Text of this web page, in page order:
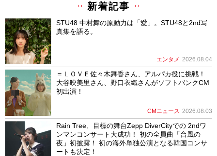
新着記事
STU48 中村舞の原動力は「愛」。STU48と2nd写
真集を語る。
エンタメ 2026.08.04
＝ＬＯＶＥ佐々木舞香さん、アルパカ役に挑戦！
大谷映美里さん、野口衣織さんがソフトバンクCM
初出演！
CMニュース 2026.08.03
Rain Tree、目標の舞台Zepp DiverCityでの 2ndワ
ンマンコンサート大成功！ 初の全員曲「台風の
夜」初披露！ 初の海外単独公演となる韓国コンサ
ートも決定！